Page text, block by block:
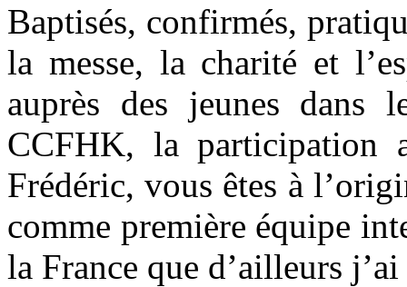
Baptisés, confirmés,
la messe, la charité et
auprès des jeunes dans
CCFHK, la participation
Frédéric, vous êtes à
comme première équipe
la France que d’ailleurs